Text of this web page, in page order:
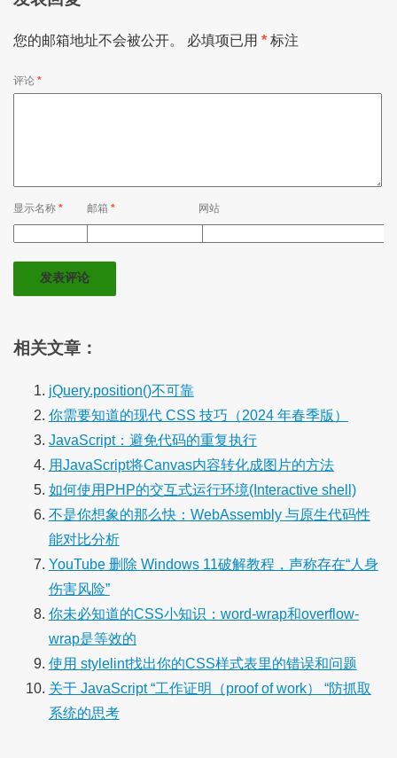
您的邮箱地址不会被公开。 必填项已用 *标注
评论 *
显示名称 * 网站
邮箱*
相关文章：
jQuery.position()不可靠
你需要知道的现代 CSS 技巧（2024 年春季版）
JavaScript：避免代码的重复执行
用JavaScript将Canvas内容转化成图片的方法
如何使用PHP的交互式运行环境(Interactive shell)
不是你想象的那么快：WebAssembly 与原生代码性
能对比分析
YouTube 删除 Windows 11破解教程，声称存在“人身
伤害风险”
你未必知道的CSS小知识：word-wrap和overflow-
wrap是等效的
使用 stylelint找出你的CSS样式表里的错误和问题
关于 JavaScript “工作证明（proof of work） “防抓取
系统的思考